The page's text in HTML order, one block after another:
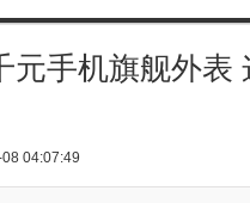
元手机旗舰外表
04:07:49